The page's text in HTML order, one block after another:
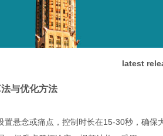
latest
与优化方法
置悬念或痛点，控制时长在15-30秒，确